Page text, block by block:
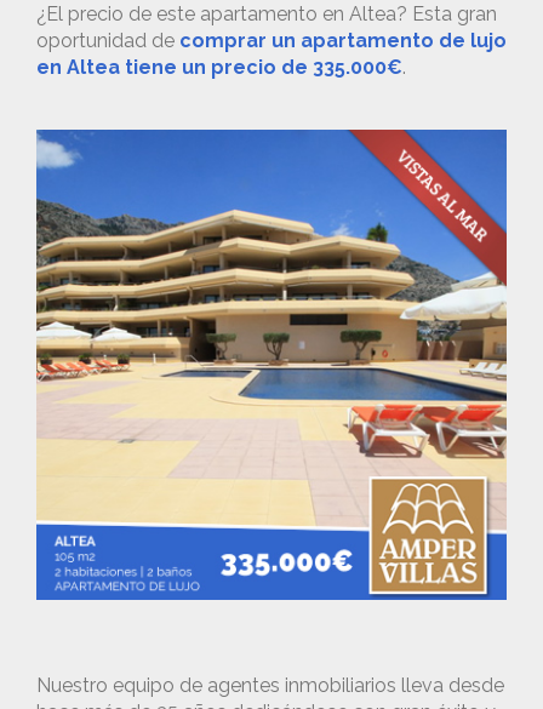
¿El precio de este apartamento en Altea? Esta gran
oportunidad de comprar un apartamento de lujo
en Altea tiene un precio de 335.000€.
Nuestro equipo de agentes inmobiliarios lleva desde